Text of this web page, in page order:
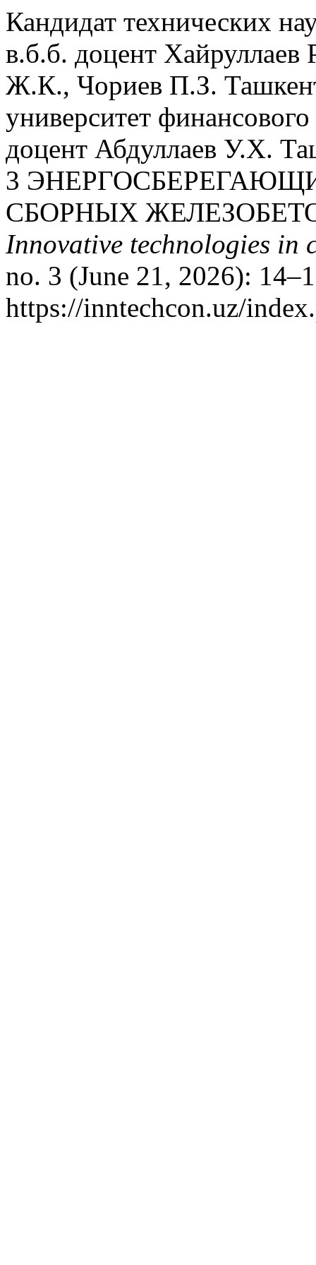
Кандидат технических
в.б.б. доцент Хайруллаев
Ж.К., Чориев П.З.
университет
доцент Абдуллаев У.Х.
3
СБОРНЫХ
Innovative technologies in
no. 3 (June 21, 2026):
https://inntechcon.uz/